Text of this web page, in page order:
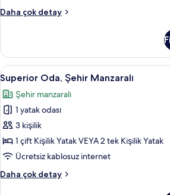
fotoğrafları
Daha çok detay
Standard
Oda,
Şehir
Manzaralı
hakkında
daha
fazla
detay
Superior
Oda,
Şehir
Manzaralı
için
tüm
fotoğrafları
Superior
4
Superior Oda, Şehir Manzaralı
Şehir manzaralı
1 yatak odası
3 kişilik
1 çift Kişilik Yatak VEYA 2 tek Kişilik Yatak
Ücretsiz kablosuz internet
Daha çok detay
Superior